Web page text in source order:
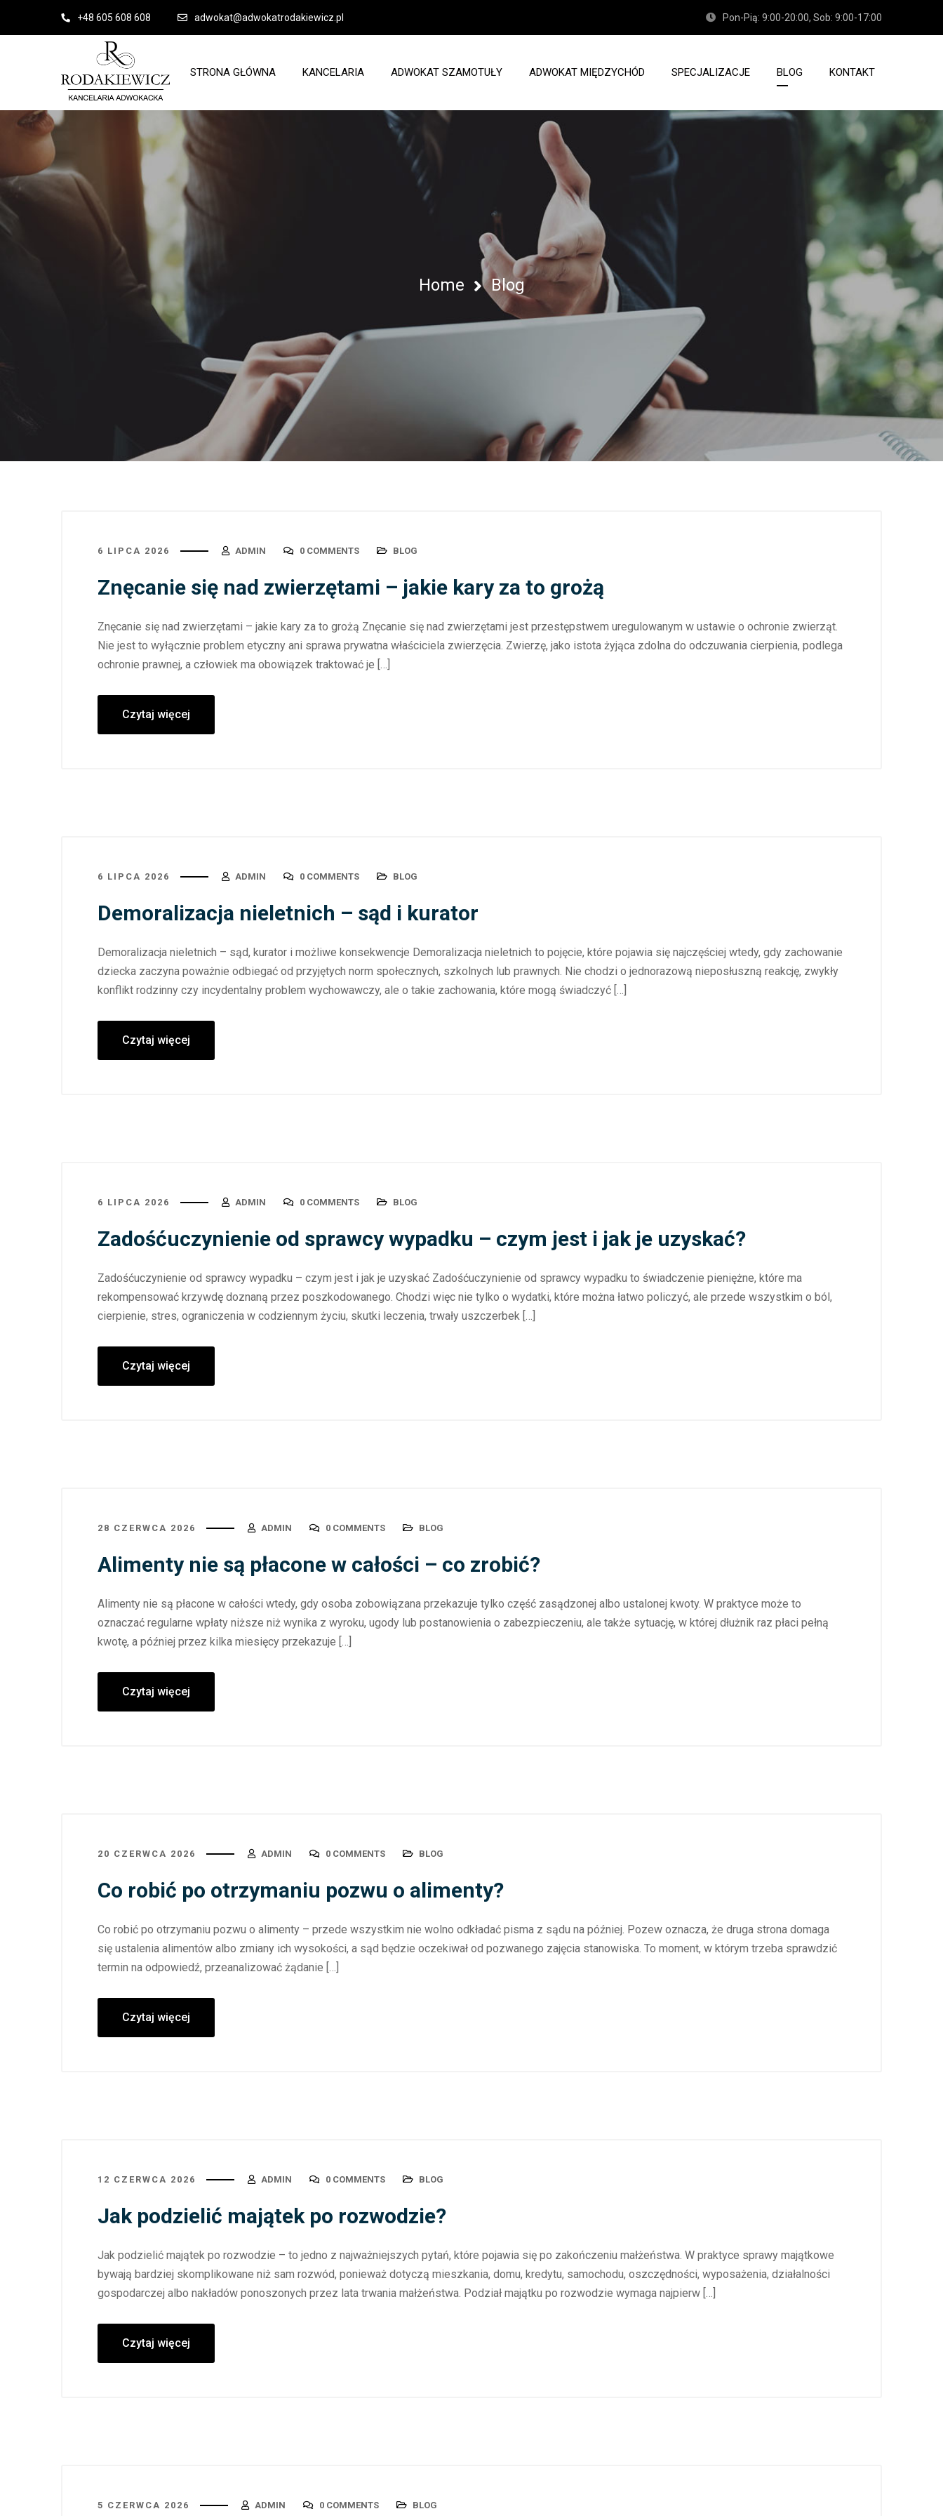
+48 605 608 608 adwokat@adwokatrodakiewicz.pl Pon-Pią: 9:00-20:00, Sob: 9:00-17:00
STRONA GŁÓWNA KANCELARIA ADWOKAT SZAMOTUŁY ADWOKAT MIĘDZYCHÓD SPECJALIZACJE BLOG KONTAKT
Home Blog
6 LIPCA 2026 ADMIN 0 COMMENTS BLOG
Znęcanie się nad zwierzętami – jakie kary za to grożą
Znęcanie się nad zwierzętami – jakie kary za to grożą Znęcanie się nad zwierzętami jest przestępstwem uregulowanym w ustawie o ochronie zwierząt.
Nie jest to wyłącznie problem etyczny ani sprawa prywatna właściciela zwierzęcia. Zwierzę, jako istota żyjąca zdolna do odczuwania cierpienia, podlega
ochronie prawnej, a człowiek ma obowiązek traktować je […]
Czytaj więcej
6 LIPCA 2026 ADMIN 0 COMMENTS BLOG
Demoralizacja nieletnich – sąd i kurator
Demoralizacja nieletnich – sąd, kurator i możliwe konsekwencje Demoralizacja nieletnich to pojęcie, które pojawia się najczęściej wtedy, gdy zachowanie
dziecka zaczyna poważnie odbiegać od przyjętych norm społecznych, szkolnych lub prawnych. Nie chodzi o jednorazową nieposłuszną reakcję, zwykły
konflikt rodzinny czy incydentalny problem wychowawczy, ale o takie zachowania, które mogą świadczyć […]
Czytaj więcej
6 LIPCA 2026 ADMIN 0 COMMENTS BLOG
Zadośćuczynienie od sprawcy wypadku – czym jest i jak je uzyskać?
Zadośćuczynienie od sprawcy wypadku – czym jest i jak je uzyskać Zadośćuczynienie od sprawcy wypadku to świadczenie pieniężne, które ma
rekompensować krzywdę doznaną przez poszkodowanego. Chodzi więc nie tylko o wydatki, które można łatwo policzyć, ale przede wszystkim o ból,
cierpienie, stres, ograniczenia w codziennym życiu, skutki leczenia, trwały uszczerbek […]
Czytaj więcej
28 CZERWCA 2026 ADMIN 0 COMMENTS BLOG
Alimenty nie są płacone w całości – co zrobić?
Alimenty nie są płacone w całości wtedy, gdy osoba zobowiązana przekazuje tylko część zasądzonej albo ustalonej kwoty. W praktyce może to
oznaczać regularne wpłaty niższe niż wynika z wyroku, ugody lub postanowienia o zabezpieczeniu, ale także sytuację, w której dłużnik raz płaci pełną
kwotę, a później przez kilka miesięcy przekazuje […]
Czytaj więcej
20 CZERWCA 2026 ADMIN 0 COMMENTS BLOG
Co robić po otrzymaniu pozwu o alimenty?
Co robić po otrzymaniu pozwu o alimenty – przede wszystkim nie wolno odkładać pisma z sądu na później. Pozew oznacza, że druga strona domaga
się ustalenia alimentów albo zmiany ich wysokości, a sąd będzie oczekiwał od pozwanego zajęcia stanowiska. To moment, w którym trzeba sprawdzić
termin na odpowiedź, przeanalizować żądanie […]
Czytaj więcej
12 CZERWCA 2026 ADMIN 0 COMMENTS BLOG
Jak podzielić majątek po rozwodzie?
Jak podzielić majątek po rozwodzie – to jedno z najważniejszych pytań, które pojawia się po zakończeniu małżeństwa. W praktyce sprawy majątkowe
bywają bardziej skomplikowane niż sam rozwód, ponieważ dotyczą mieszkania, domu, kredytu, samochodu, oszczędności, wyposażenia, działalności
gospodarczej albo nakładów ponoszonych przez lata trwania małżeństwa. Podział majątku po rozwodzie wymaga najpierw […]
Czytaj więcej
5 CZERWCA 2026 ADMIN 0 COMMENTS BLOG